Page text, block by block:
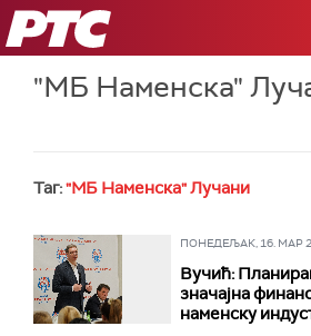
РТС
"МБ Наменска"
Таг:"МБ Наменска" Лучани
ПОНЕДЕЉАК, 16. МАР
Вучић:
значајна
наменску